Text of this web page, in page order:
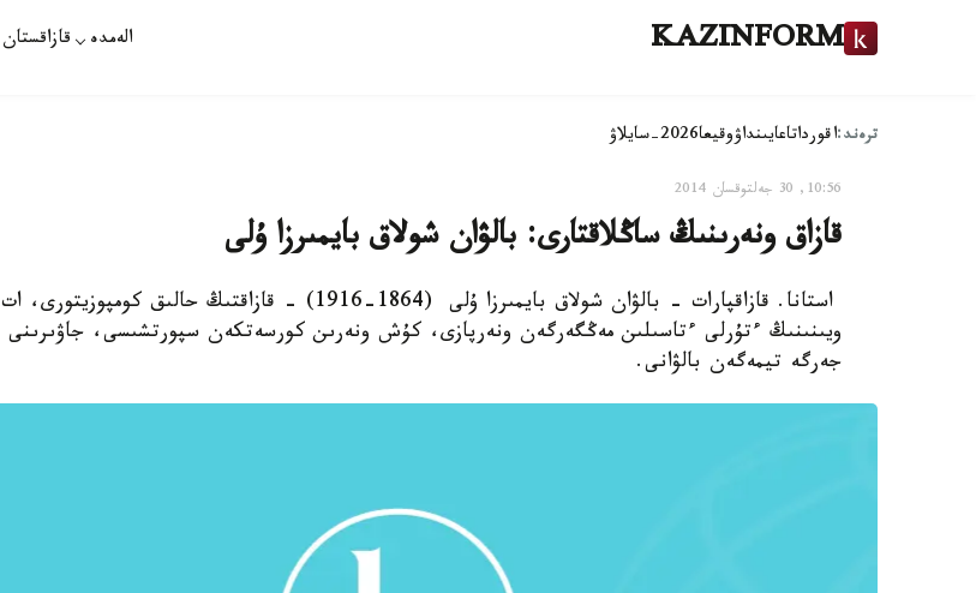
KAZINFORM الەمدە قازاقستان
ترەند:اقورداتاعايىنداۋوقيعا2026-سايلاۋ
10:56, 30 جەلتوقسان 2014
قازاق ونەرىنىڭ ساڭلاقتارى: بالۋان شولاق بايمىرزا ۇلى
استانا. قازاقپارات - بالۋان شولاق بايمىرزا ۇلى (1864-1916) - قازاقتىڭ حالىق كومپوزيتورى، ات
ويىنىنىڭ ءتۇرلى ءتاسىلىن مەڭگەرگەن ونەرپازى، كۇش ونەرىن كورسەتكەن سپورتشىسى، جاۋىرىنى
جەرگە تيمەگەن بالۋانى.